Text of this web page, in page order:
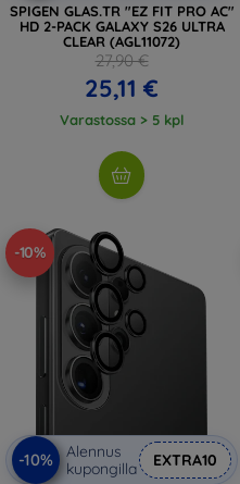
SPIGEN GLAS.TR "EZ FIT PRO AC"
HD 2-PACK GALAXY S26 ULTRA
CLEAR (AGL11072)
27,90 €
25,11 €
Varastossa > 5 kpl
-10%
-10%
Alennus
kupongilla
EXTRA10